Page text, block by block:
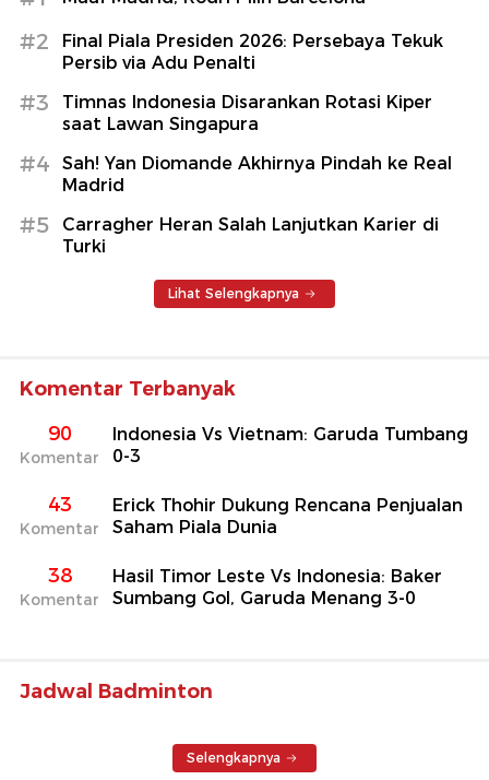
#2
Final Piala Presiden 2026: Persebaya Tekuk
Persib via Adu Penalti
#3
Timnas Indonesia Disarankan Rotasi Kiper
saat Lawan Singapura
#4
Sah! Yan Diomande Akhirnya Pindah ke Real
Madrid
#5
Carragher Heran Salah Lanjutkan Karier di
Turki
Lihat Selengkapnya
Komentar Terbanyak
90
Komentar
Indonesia Vs Vietnam: Garuda Tumbang
0-3
43
Komentar
Erick Thohir Dukung Rencana Penjualan
Saham Piala Dunia
38
Komentar
Hasil Timor Leste Vs Indonesia: Baker
Sumbang Gol, Garuda Menang 3-0
Jadwal Badminton
Selengkapnya